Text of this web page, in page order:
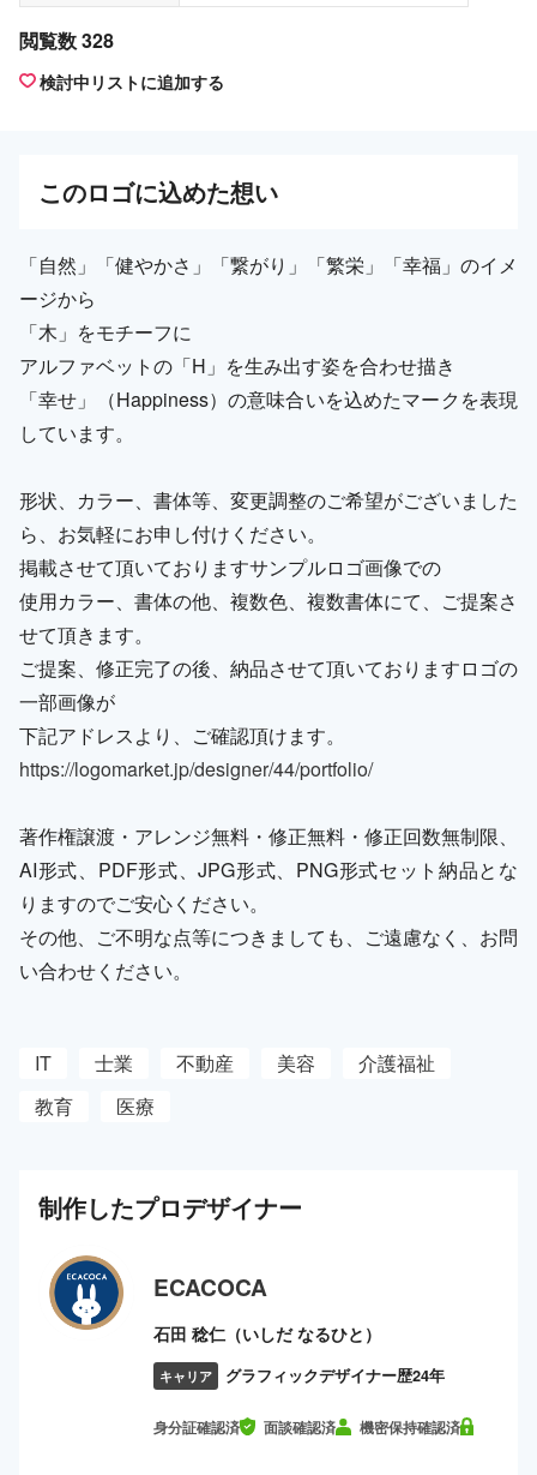
閲覧数 328
検討中リストに追加する
このロゴに込めた想い
「自然」「健やかさ」「繋がり」「繁栄」「幸福」のイメ
ージから
「木」をモチーフに
アルファベットの「H」を生み出す姿を合わせ描き
「幸せ」（Happiness）の意味合いを込めたマークを表現
しています。
形状、カラー、書体等、変更調整のご希望がございました
ら、お気軽にお申し付けください。
掲載させて頂いておりますサンプルロゴ画像での
使用カラー、書体の他、複数色、複数書体にて、ご提案さ
せて頂きます。
ご提案、修正完了の後、納品させて頂いておりますロゴの
一部画像が
下記アドレスより、ご確認頂けます。
https://logomarket.jp/designer/44/portfolio/
著作権譲渡・アレンジ無料・修正無料・修正回数無制限、
AI形式、PDF形式、JPG形式、PNG形式セット納品とな
りますのでご安心ください。
その他、ご不明な点等につきましても、ご遠慮なく、お問
い合わせください。
IT 士業 不動産 美容
介護福祉
教育
医療
制作したプロデザイナー
ECACOCA
石田 稔仁（いしだ なるひと）
キャリア グラフィックデザイナー歴24年
身分証確認済 面談確認済 機密保持確認済